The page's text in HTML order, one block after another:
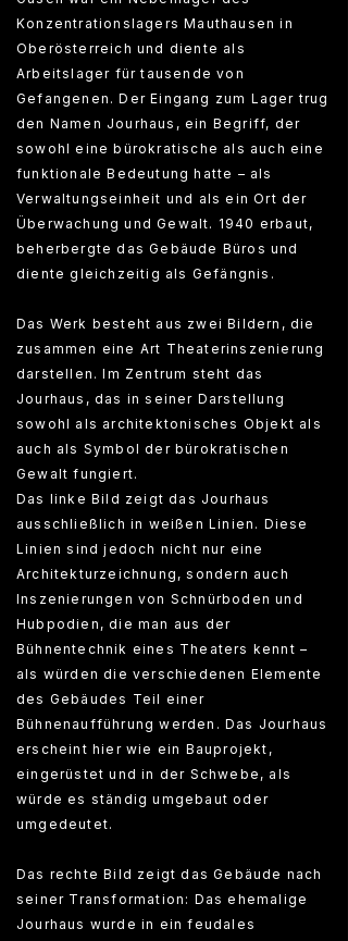
Konzentrationslagers Mauthausen in
Oberösterreich und diente als
Arbeitslager für tausende von
Gefangenen. Der Eingang zum Lager trug
den Namen Jourhaus, ein Begriff, der
sowohl eine bürokratische als auch eine
funktionale Bedeutung hatte – als
Verwaltungseinheit und als ein Ort der
Überwachung und Gewalt. 1940 erbaut,
beherbergte das Gebäude Büros und
diente gleichzeitig als Gefängnis.
Das Werk besteht aus zwei Bildern, die
zusammen eine Art Theaterinszenierung
darstellen. Im Zentrum steht das
Jourhaus, das in seiner Darstellung
sowohl als architektonisches Objekt als
auch als Symbol der bürokratischen
Gewalt fungiert.
Das linke Bild zeigt das Jourhaus
ausschließlich in weißen Linien. Diese
Linien sind jedoch nicht nur eine
Architekturzeichnung, sondern auch
Inszenierungen von Schnürboden und
Hubpodien, die man aus der
Bühnentechnik eines Theaters kennt –
als würden die verschiedenen Elemente
des Gebäudes Teil einer
Bühnenaufführung werden. Das Jourhaus
erscheint hier wie ein Bauprojekt,
eingerüstet und in der Schwebe, als
würde es ständig umgebaut oder
umgedeutet.
Das rechte Bild zeigt das Gebäude nach
seiner Transformation: Das ehemalige
Jourhaus wurde in ein feudales